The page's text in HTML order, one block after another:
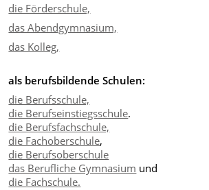
die Förderschule,
das Abendgymnasium,
das Kolleg,
als berufsbildende Schulen:
die Berufsschule,
die Berufseinstiegsschule.
die Berufsfachschule,
die Fachoberschule,
die Berufsoberschule
das Berufliche Gymnasium und
die Fachschule.